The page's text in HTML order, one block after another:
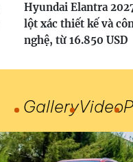
Hyundai Elantra
lột xác thiết kế và
nghệ, từ 16.850 USD
GalleryVideo